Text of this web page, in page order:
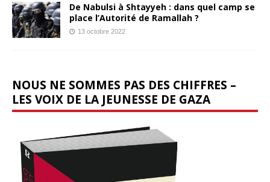
De Nabulsi à Shtayyeh : dans quel camp se
place l’Autorité de Ramallah ?
13 octobre 2022
NOUS NE SOMMES PAS DES CHIFFRES –
LES VOIX DE LA JEUNESSE DE GAZA